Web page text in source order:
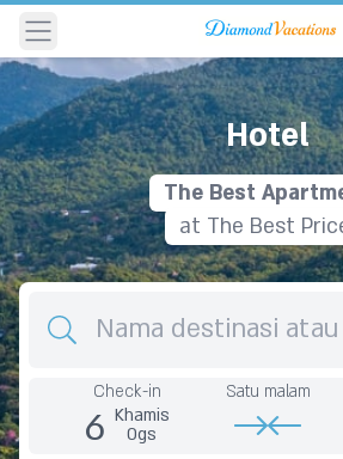
Navigation
Hotel
The Best Apartm
at The Best
Check-in
6 Khamis
Ogs
Satu malam